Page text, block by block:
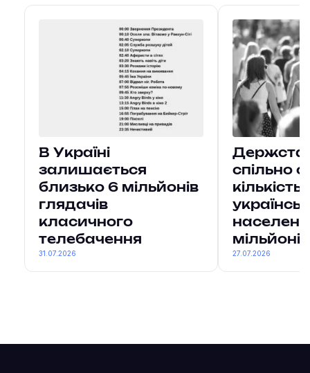
В Україні
залишається
близько 6 мільйонів
глядачів
класичного
телебачення
31.07.2026
Держстат
спільно
кількість
мільйонів
27.07.2026